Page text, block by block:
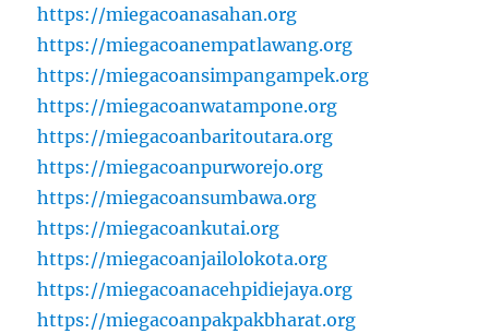
https://miegacoanasahan.org
https://miegacoanempatlawang.org
https://miegacoansimpangampek.org
https://miegacoanwatampone.org
https://miegacoanbaritoutara.org
https://miegacoanpurworejo.org
https://miegacoansumbawa.org
https://miegacoankutai.org
https://miegacoanjailolokota.org
https://miegacoanacehpidiejaya.org
https://miegacoanpakpakbharat.org